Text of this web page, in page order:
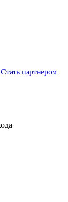
Стать партнером